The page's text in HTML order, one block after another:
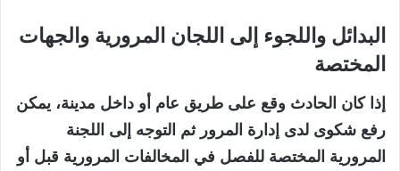
البدائل واللجوء إلى اللجان المرورية والجهات
المختصة
إذا كان الحادث وقع على طريق عام أو داخل مدينة، يمكن
رفع شكوى لدى إدارة المرور ثم التوجه إلى اللجنة
المرورية المختصة للفصل في المخالفات المرورية قبل أو